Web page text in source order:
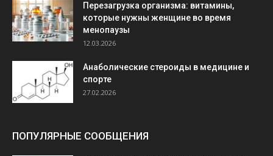
Перезагрузка организма: витамины,
которые нужны женщине во время
менопаузы
12.03.2026
Анаболические стероиды в медицине и
спорте
27.02.2026
ПОПУЛЯРНЫЕ СООБЩЕНИЯ